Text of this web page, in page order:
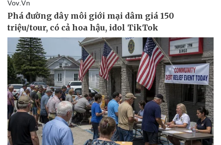
Doanh nghiệp
Thông tin doanh nghiệp
Doanh nghiệp 24h
Doanh nhân
Vì cộng đồng
Công nghệ
Sành điệu
Tin Công nghệ
Trải nghiệm
Chuyển đổi số